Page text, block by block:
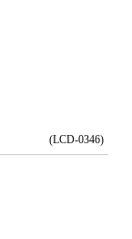
(LCD-0346)